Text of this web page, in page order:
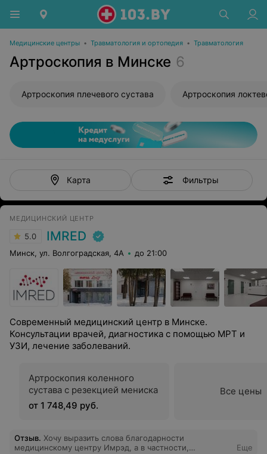
Медицинские центры • Травматология и ортопедия • Травматология
Артроскопия в Минске 6
Артроскопия плечевого сустава Артроскопия
Карта Фильтры
МЕДИЦИНСКИЙ ЦЕНТР
5.0 IMRED
Минск, ул. Волгоградская, 4А до 21:00
Современный медицинский центр в Минске.
Консультации врачей, диагностика с помощью МРТ и
УЗИ, лечение заболеваний.
Артроскопия коленного
сустава с резекцией мениска
от 1 748,49 руб.
Все цены
Отзыв. Хочу выразить слова благодарности
медицинскому центру Имрэд, а в частности,
Еще